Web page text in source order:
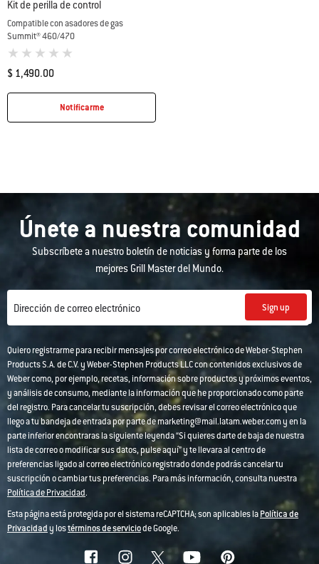
Kit de perilla de control
Compatible con asadores de gas
Summit® 460/470
0 de 5 (valoración de los clientes)
$ 1,490.00
Color Options
Notificarme
Únete a nuestra comunidad
Subscríbete a nuestro boletín de noticias y forma parte de los
mejores Grill Master del Mundo.
Dirección de correo electrónico Sign up
Quiero registrarme para recibir mensajes por correo electrónico de Weber-Stephen
Products S.A. de C.V. y Weber-Stephen Products LLC con contenidos exclusivos de
Weber como, por ejemplo, recetas, información sobre productos y próximos eventos,
y análisis de consumo, mediante la información que he proporcionado como parte
del registro. Para cancelar tu suscripción, debes revisar el correo electrónico que
llego a tu bandeja de entrada por parte de marketing@mail.latam.weber.com y en la
parte inferior encontraras la siguiente leyenda “Si quieres darte de baja de nuestra
lista de correo o modificar sus datos, pulse aquí” y te llevara al centro de
preferencias ligado al correo electrónico registrado donde podrás cancelar tu
suscripción o cambiar tus preferencias. Para más información, consulta nuestra
Política de Privacidad.
Esta página está protegida por el sistema reCAPTCHA; son aplicables laPolítica de
Privacidady lostérminos de serviciode Google.